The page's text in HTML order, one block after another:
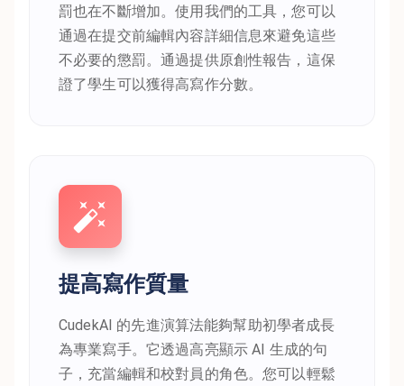
罰也在不斷增加。使用我們的工具，您可以
通過在提交前編輯內容詳細信息來避免這些
不必要的懲罰。通過提供原創性報告，這保
證了學生可以獲得高寫作分數。
提高寫作質量
CudekAI 的先進演算法能夠幫助初學者成長
為專業寫手。它透過高亮顯示 AI 生成的句
子，充當編輯和校對員的角色。您可以輕鬆